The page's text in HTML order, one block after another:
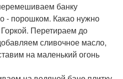
банку
- порошком. Какао нужно
Перетираем до
сливочное масло,
на маленький огонь